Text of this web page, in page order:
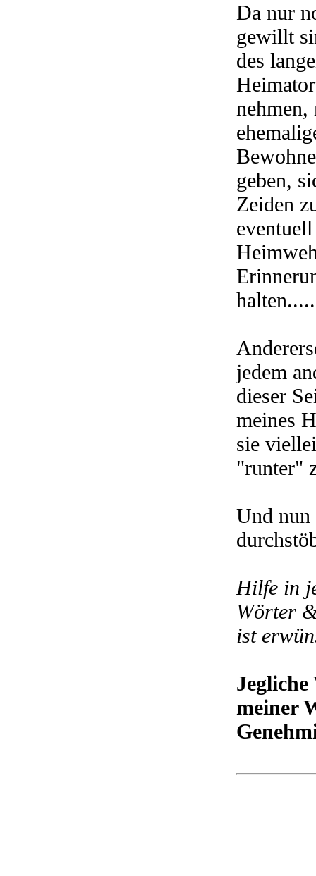
Da nur
gewillt
des
nehmen,
geben,
Zeiden
jedem
dieser
meines
sie
"runter"
Und nun
Hilfe in
Wörter
ist
meiner